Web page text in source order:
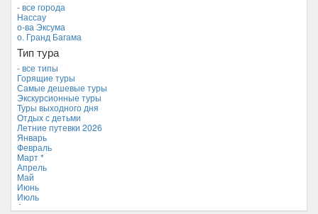
Италия
Камбоджа
Кипр
Куба
Мальдивские острова
Мальта
Новая Зеландия
Объединенные Арабские Эмираты
Перу
Россия
Таиланд
Тунис
Турция
Финляндия
Франция
Хорватия
Черногория
Чехия
- все города
Нассау
о-ва Эксума
о. Гранд Багама
Тип тура
- все типы
Горящие туры
Самые дешевые туры
Экскурсионные туры
Туры выходного дня
Отдых с детьми
Летние путевки 2026
Январь
Февраль
Март *
Апрель
Май
Июнь
Июль
Август